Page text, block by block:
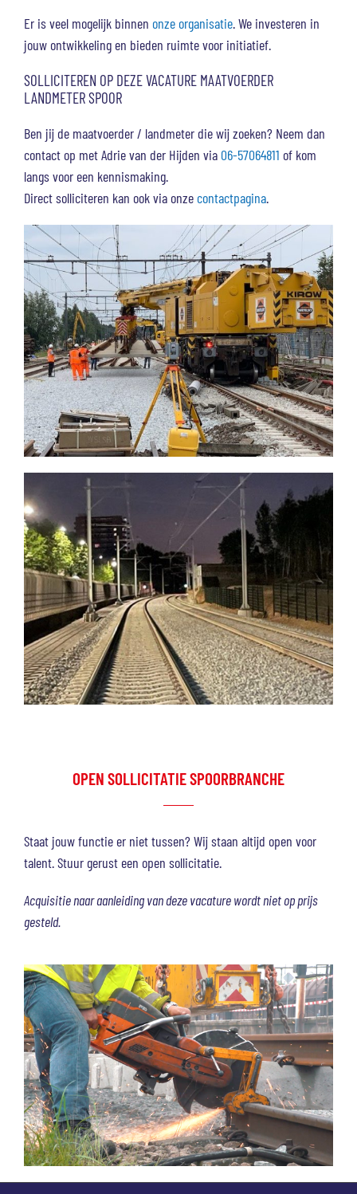
Er is veel mogelijk binnen onze organisatie. We investeren in
jouw ontwikkeling en bieden ruimte voor initiatief.
SOLLICITEREN OP DEZE VACATURE MAATVOERDER
LANDMETER SPOOR
Ben jij de maatvoerder / landmeter die wij zoeken? Neem dan
contact op met Adrie van der Hijden via 06-57064811 of kom
langs voor een kennismaking.
Direct solliciteren kan ook via onze contactpagina.
OPEN SOLLICITATIE SPOORBRANCHE
Staat jouw functie er niet tussen? Wij staan altijd open voor
talent. Stuur gerust een open sollicitatie.
Acquisitie naar aanleiding van deze vacature wordt niet op prijs
gesteld.